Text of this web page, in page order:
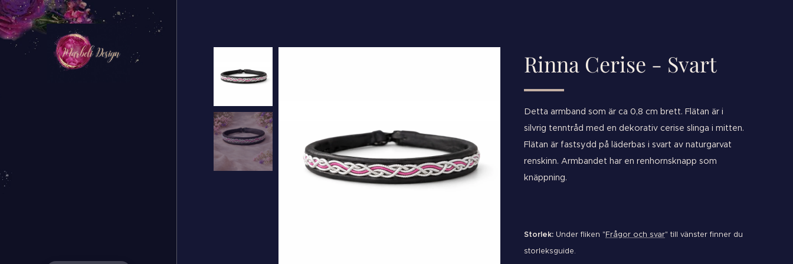
Rinna Cerise - Svart
Detta armband som är ca 0,8 cm brett. Flätan är i
silvrig tenntråd med en dekorativ cerise slinga i mitten.
Flätan är fastsydd på läderbas i svart av naturgarvat
renskinn. Armbandet har en renhornsknapp som
knäppning.
Storlek: Under fliken "Frågor och svar" till vänster finner du
storleksguide.